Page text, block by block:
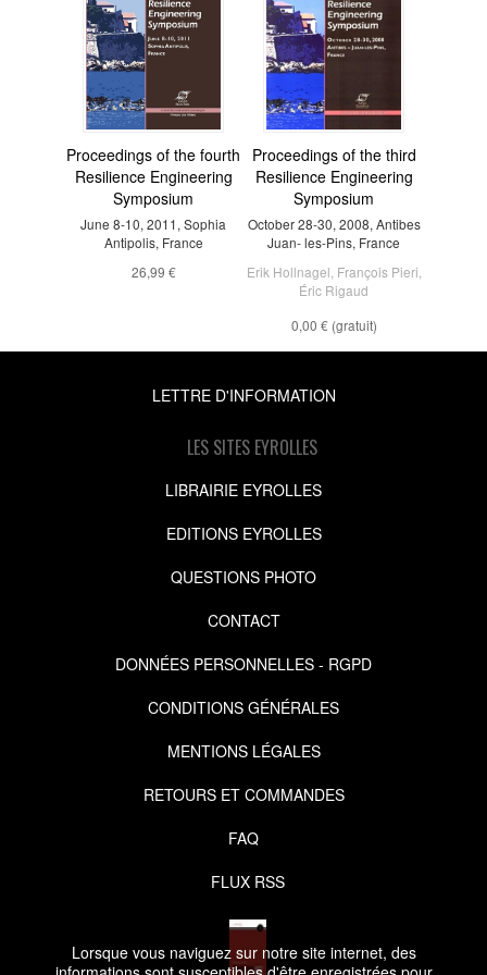
Lorsque vous naviguez sur notre site internet, des
Proceedings of the fourth
Resilience Engineering
Symposium
June 8-10, 2011, Sophia
Antipolis, France
26,99 €
Proceedings of the third
Resilience Engineering
Symposium
October 28-30, 2008, Antibes
Juan- les-Pins, France
Erik Hollnagel François Pieri
Éric Rigaud
0,00 € (gratuit)
LETTRE D'INFORMATION
LES SITES EYROLLES
LIBRAIRIE EYROLLES
EDITIONS EYROLLES
QUESTIONS PHOTO
CONTACT
DONNÉES PERSONNELLES - RGPD
CONDITIONS GÉNÉRALES
MENTIONS LÉGALES
RETOURS ET COMMANDES
FAQ
FLUX RSS